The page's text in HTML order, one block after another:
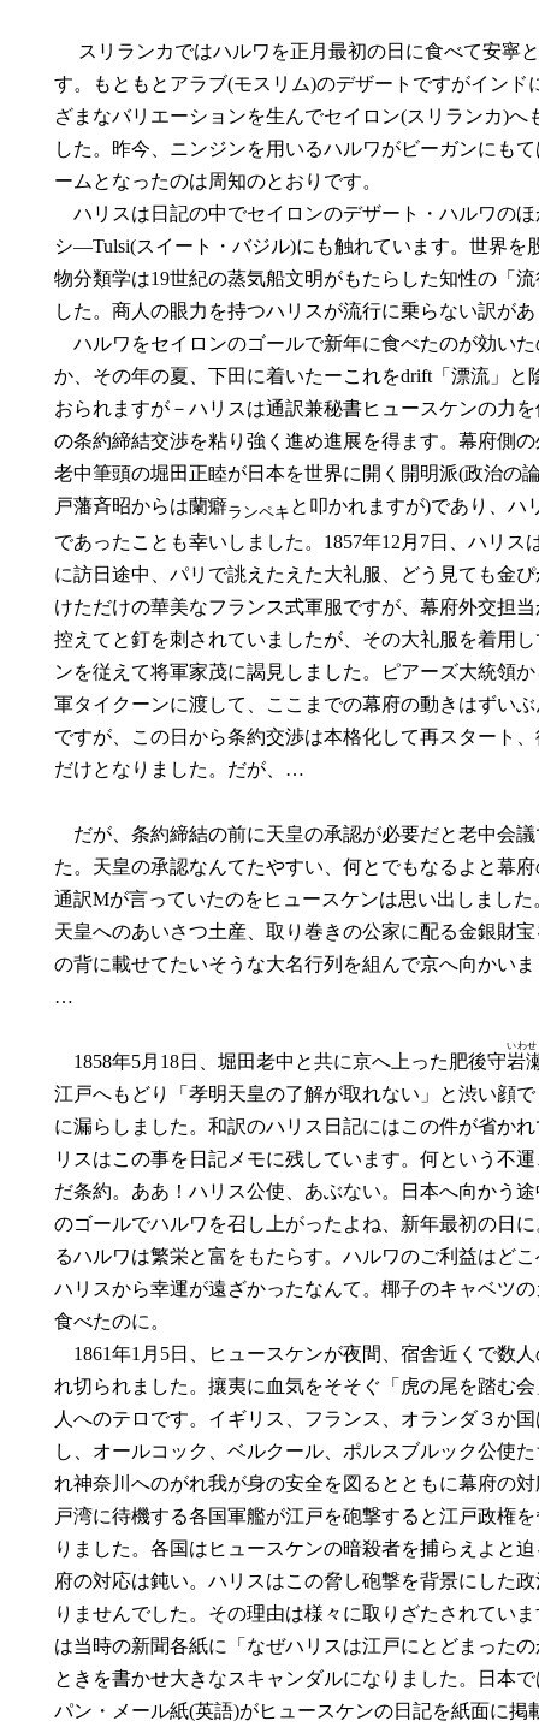
す。もともとアラブ(モスリム)のデザートですがインド
ざまなバリエーションを生んでセイロン(スリランカ)へ
した。昨今、ニンジンを用いるハルワがビーガンにも
ームとなったのは周知のとおりです。
ハリスは日記の中でセイロンのデザート・ハルワのほ
シ―Tulsi(スイート・バジル)にも触れています。世界を
物分類学は19世紀の蒸気船文明がもたらした知性の「
した。商人の眼力を持つハリスが流行に乗らない訳が
ハルワをセイロンのゴールで新年に食べたのが効いた
か、その年の夏、下田に着いたーこれをdrift「漂流」と
おられますが－ハリスは通訳兼秘書ヒュースケンの力
の条約締結交渉を粘り強く進め進展を得ます。幕府側
老中筆頭の堀田正睦が日本を世界に開く開明派(政治の
戸藩斉昭からは蘭癖ランペキ と叩かれますが)であり、ハ
であったことも幸いしました。1857年12月7日、ハリス
に訪日途中、パリで誂えたえた大礼服、どう見ても金
けただけの華美なフランス式軍服ですが、幕府外交担
控えてと釘を刺されていましたが、その大礼服を着用
ンを従えて将軍家茂に謁見しました。ピアーズ大統領
軍タイクーンに渡して、ここまでの幕府の動きはずい
ですが、この日から条約交渉は本格化して再スタート
だけとなりました。だが、…
だが、条約締結の前に天皇の承認が必要だと老中会議
た。天皇の承認なんてたやすい、何とでもなるよと幕
通訳Mが言っていたのをヒュースケンは思い出しました
天皇へのあいさつ土産、取り巻きの公家に配る金銀財
の背に載せてたいそうな大名行列を組んで京へ向かい
…
1858年5月18日、堀田老中と共に京へ上った肥後守岩
いわ
江戸へもどり「孝明天皇の了解が取れない」と渋い顔
に漏らしました。和訳のハリス日記にはこの件が省か
リスはこの事を日記メモに残しています。何という不
だ条約。ああ！ハリス公使、あぶない。日本へ向かう
のゴールでハルワを召し上がったよね、新年最初の日
るハルワは繁栄と富をもたらす。ハルワのご利益はど
ハリスから幸運が遠ざかったなんて。椰子のキャベツ
食べたのに。
1861年1月5日、ヒュースケンが夜間、宿舎近くで数
れ切られました。攘夷に血気をそそぐ「虎の尾を踏む
人へのテロです。イギリス、フランス、オランダ３か
し、オールコック、ベルクール、ポルスブルック公使
れ神奈川へのがれ我が身の安全を図るとともに幕府の
戸湾に待機する各国軍艦が江戸を砲撃すると江戸政権
りました。各国はヒュースケンの暗殺者を捕らえよと
府の対応は鈍い。ハリスはこの脅し砲撃を背景にした
りませんでした。その理由は様々に取りざたされてい
は当時の新聞各紙に「なぜハリスは江戸にとどまった
ときを書かせ大きなスキャンダルになりました。日本
パン・メール紙(英語)がヒュースケンの日記を紙面に掲